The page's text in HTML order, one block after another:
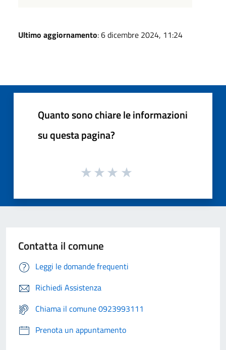
Ultimo aggiornamento: 6 dicembre 2024, 11:24
Quanto sono chiare le informazioni
su questa pagina?
Contatta il comune
Leggi le domande frequenti
Richiedi Assistenza
Chiama il comune 0923993111
Prenota un appuntamento